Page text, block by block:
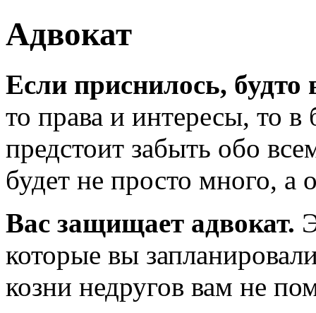
Адвокат
Если приснилось, будто
то права и интересы, то
предстоит забыть обо
будет не просто много, а
Вас защищает адвокат.
которые вы
козни недругов вам не